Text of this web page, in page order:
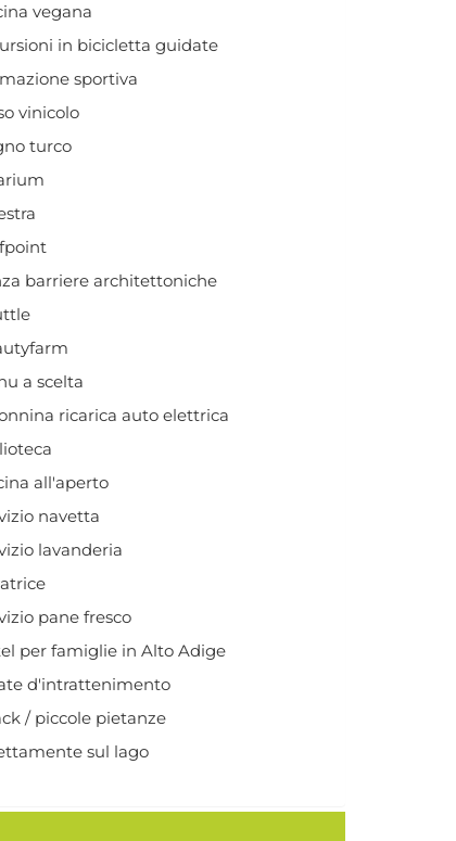
vegana
in bicicletta guidate
sportiva
vinicolo
turco
barriere architettoniche
a scelta
ricarica auto elettrica
all'aperto
navetta
lavanderia
pane fresco
per famiglie in Alto Adige
d'intrattenimento
/ piccole pietanze
sul lago